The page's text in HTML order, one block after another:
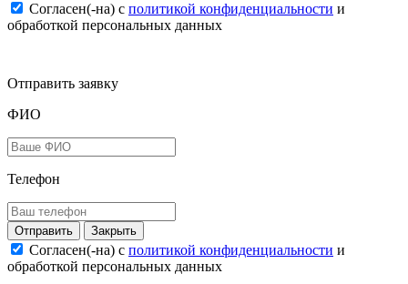
Согласен(-на) c политикой конфиденциальности и
обработкой персональных данных
Отправить заявку
ФИО
Телефон
Закрыть
Согласен(-на) c политикой конфиденциальности и
обработкой персональных данных